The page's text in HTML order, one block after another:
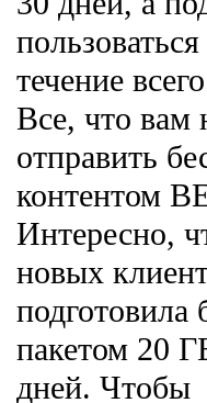
течение
Все, что вам
отправить
контентом
Интересно,
новых
подготовила
пакетом 20
дней. Чтобы